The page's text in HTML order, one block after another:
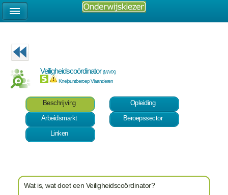
Veiligheidscoördinator(M/V/X)
Knelpuntberoep Vlaanderen
Beschrijving
Opleiding
Arbeidsmarkt
Beroepssector
Linken
Wat is, wat doet een Veiligheidscoördinator?